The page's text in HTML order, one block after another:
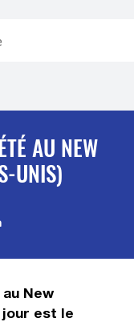
AU NEW
UNIS)
New
jour est le